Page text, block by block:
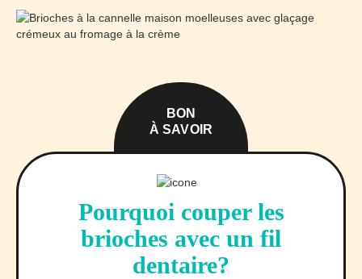
BON
À SAVOIR
Pourquoi couper les
brioches avec un fil
dentaire?